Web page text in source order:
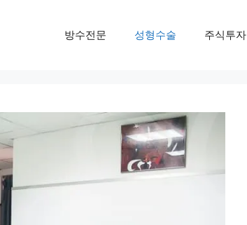
방수전문 성형수술 주식투자